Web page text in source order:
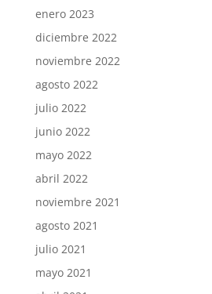
enero 2023
diciembre 2022
noviembre 2022
agosto 2022
julio 2022
junio 2022
mayo 2022
abril 2022
noviembre 2021
agosto 2021
julio 2021
mayo 2021